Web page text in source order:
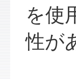
を使
性が